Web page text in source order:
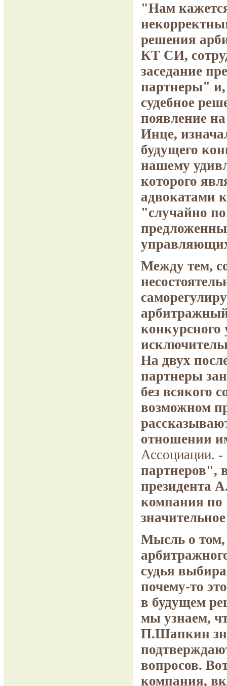
"Нам
решения
КТ СИ,
заседание
партнеры" и,
судебное
появление
Инце,
будущего
нашему
которого
адвокатами
"случайно
Между тем,
На двух
партнеры
без всякого
возможном
отношении
Ассоциации. -
партнеров",
президента
компания по
Мысль о том,
судья
почему-то
в будущем
мы узнаем,
П.Шапкин
вопросов.
компания,